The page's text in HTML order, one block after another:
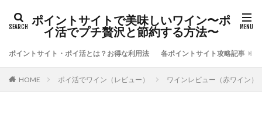
ポイントサイトで美味しいワイン〜ポ
イ活でプチ贅沢と節約する方法〜
ポイントサイト・ポイ活とは？お得な利用法 各ポイントサイト攻略記事
HOME ポイ活でワイン（レビュー） ワインレビュー（赤ワイン）